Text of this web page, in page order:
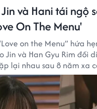
và Hani tái ngộ
On The Menu'
on the Menu” hứa
Jin và Han Gyu Rim đối
lại nhau sau 8 năm xa